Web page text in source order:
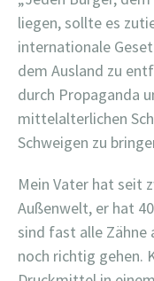
liegen, sollte es
internationale
dem Ausland zu
durch Propaganda
mittelalterlichen
Schweigen zu
Mein Vater hat seit
Außenwelt, er hat
sind fast alle Zähne
noch richtig gehen.